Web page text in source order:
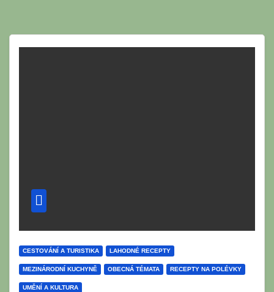
CESTOVÁNÍ A TURISTIKA LAHODNÉ RECEPTY
MEZINÁRODNÍ KUCHYNĚ OBECNÁ TÉMATA RECEPTY NA POLÉVKY
UMĚNÍ A KULTURA